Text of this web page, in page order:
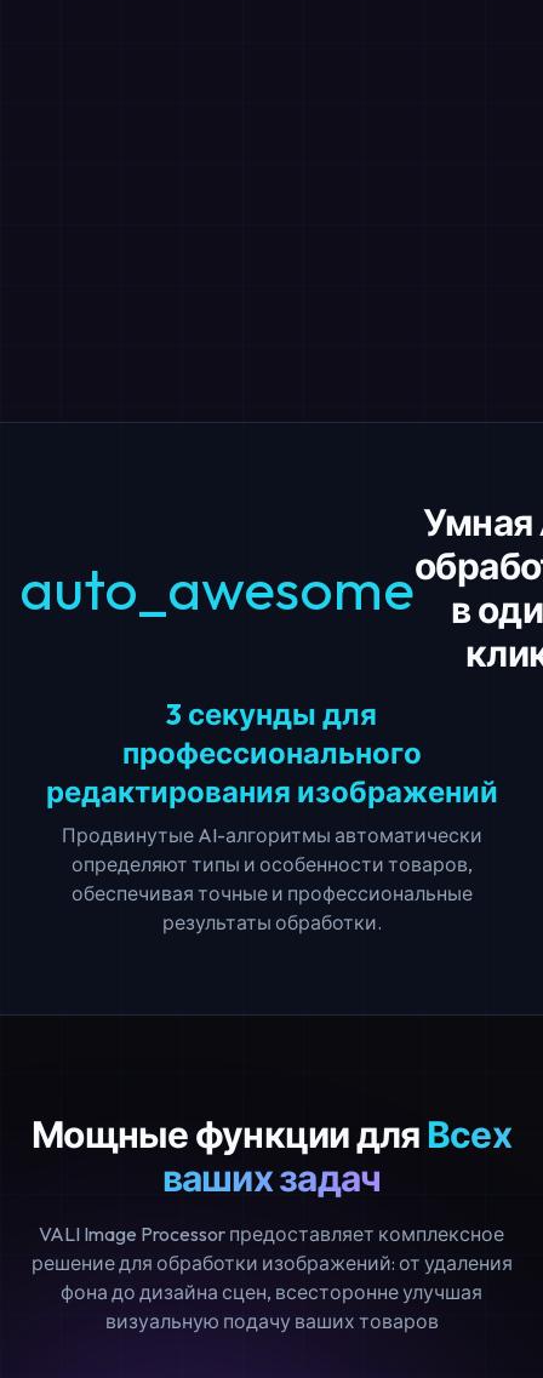
auto_awesome
Умная
в
3 секунды для
профессионального
редактирования изображений
Продвинутые AI-алгоритмы автоматически
определяют типы и особенности товаров,
обеспечивая точные и профессиональные
результаты обработки.
Мощные функции дляВсех
ваших задач
VALI Image Processor предоставляет комплексное
решение для обработки изображений: от удаления
фона до дизайна сцен, всесторонне улучшая
визуальную подачу ваших товаров